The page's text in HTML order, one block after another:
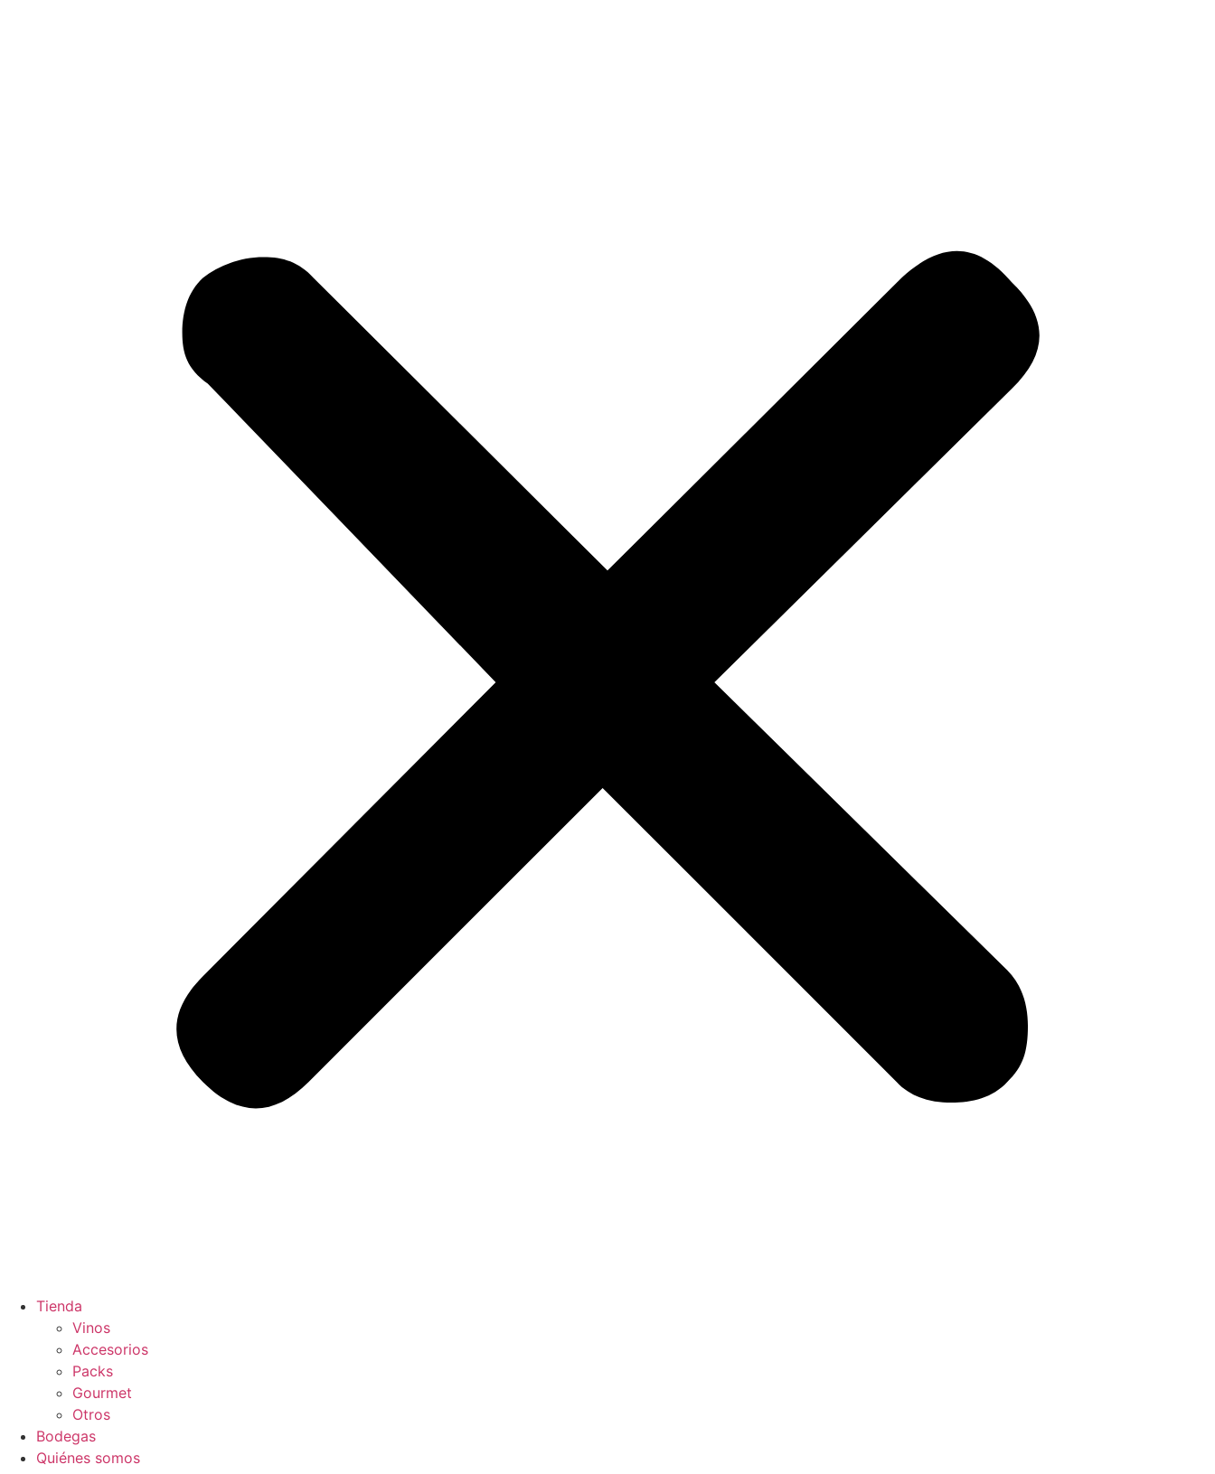
Tienda
Vinos
Accesorios
Packs
Gourmet
Otros
Bodegas
Quiénes somos